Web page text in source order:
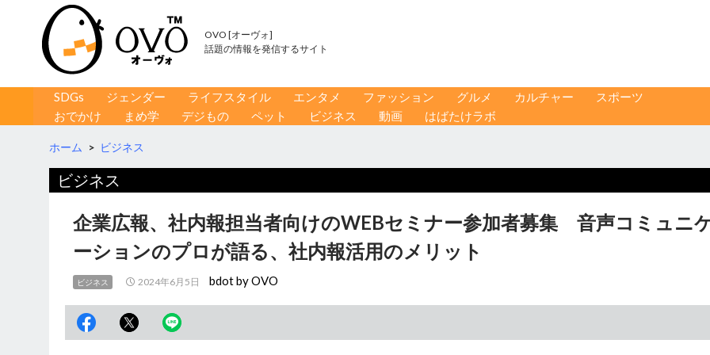
OVO [オーヴォ]
話題の情報を発信するサイト
コンテンツへ移動
SDGs ジェンダー ライフスタイル エンタメ ファッション グルメ カルチャー
スポーツ
おでかけ
まめ学 デジもの ペット ビジネス 動画 はばたけラボ
ホーム > ビジネス
ビジネス
企業広報、社内報担当者向けのWEBセミナー参加者募集 音声コミュニ
ーションのプロが語る、社内報活用のメリット
ビジネス 2024年6月5日 bdot by OVO